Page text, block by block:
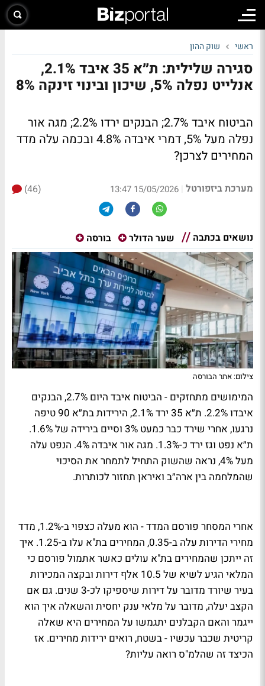
ראשי שוק ההון
סגירה שלילית: ת״א 35 איבד 2.1%,
אנלייט נפלה 5%, שיכון ובינוי זינקה 8%
הביטוח איבד 2.7%; הבנקים ירדו 2.2%; מגה אור
נפלה מעל 5%, דמרי איבדה 4.8% ובכמה עלה מדד
המחירים לצרכן?
מערכת ביזפורטל |
15/05/2026 13:47
(46)
נושאים בכתבה שער הדולר בורסה
צילום: אתר הבורסה
המימושים מתחזקים - הביטוח איבד היום 2.7%, הבנקים
איבדו 2.2%. ת״א 35 ירד 2.1%, הירידות בת״א 90 טיפה
נרגעו, אחרי שירד כבר כמעט 3% וסיים בירידה של 1.6%.
ת״א נפט וגז ירד כ-1.3%. מגה אור איבדה 4%. הנפט עלה
מעל 4%, נראה שהשוק התחיל לתמחר את הסיכוי
שהמלחמה בין ארה״ב ואיראן תחזור לכותרות.
אחרי המסחר פורסם המדד - הוא מעלה כצפוי ב-1.2%, מדד
מחירי הדירות עלה ב-0.35, המחירים בת"א עלו ב-1.25. איך
זה ייתכן שהמחירים בת"א עולים כאשר אתמול פורסם כי
המלאי הגיע לשיא של 10.5 אלף דירות ובקצה המכירות
בעיר שיורד מדובר על דירות שיספיקו לכ-3 שנים. גם אם
הקצב יעלה, מדובר על מלאי ענק יחסית והשאלה איך הוא
ייגמר והאם הקבלנים יתגמשו על המחירים היא שאלה
קריטית שכבר עכשיו - בשטח, רואים ירידות מחירים. אז
הכיצד זה שהלמ"ס רואה עליות?